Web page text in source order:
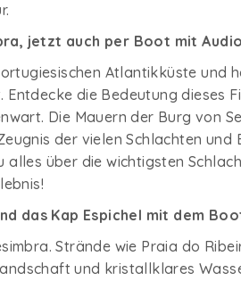
jetzt auch per Boot mit
Atlantikküste und
die Bedeutung dieses
Die Mauern der Burg von
der vielen Schlachten und
über die wichtigsten
das Kap Espichel mit dem
Strände wie Praia do
und kristallklares